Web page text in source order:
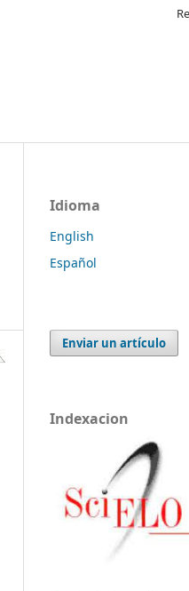
Idioma
English
Español
Enviar un artículo
Indexacion